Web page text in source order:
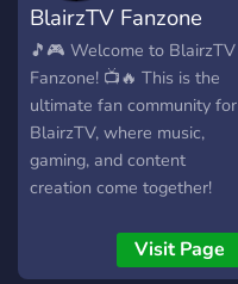
BlairzTV Fanzone
🎵🎮 Welcome to BlairzTV
Fanzone! 📺🔥 This is the
ultimate fan community for
BlairzTV, where music,
gaming, and content
creation come together!
the music, the Twitch
streams, or the YouTube
Visit Page